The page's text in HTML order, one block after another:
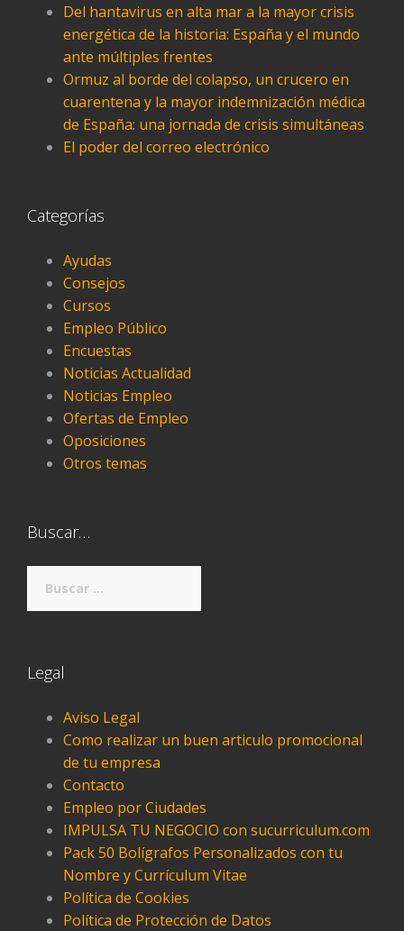
Del hantavirus en alta mar a la mayor crisis
energética de la historia: España y el mundo
ante múltiples frentes
Ormuz al borde del colapso, un crucero en
cuarentena y la mayor indemnización médica
de España: una jornada de crisis simultáneas
El poder del correo electrónico
Categorías
Ayudas
Consejos
Cursos
Empleo Público
Encuestas
Noticias Actualidad
Noticias Empleo
Ofertas de Empleo
Oposiciones
Otros temas
Buscar…
Legal
Aviso Legal
Como realizar un buen articulo promocional
de tu empresa
Contacto
Empleo por Ciudades
IMPULSA TU NEGOCIO con sucurriculum.com
Pack 50 Bolígrafos Personalizados con tu
Nombre y Currículum Vitae
Política de Cookies
Política de Protección de Datos